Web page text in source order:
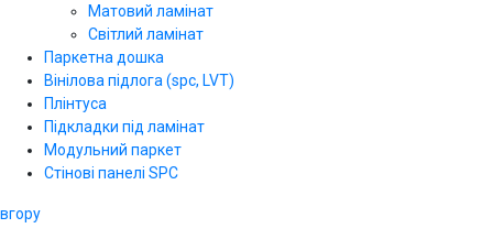
Матовий ламінат
Світлий ламінат
Паркетна дошка
Вінілова підлога (spc, LVT)
Плінтуса
Підкладки під ламінат
Модульний паркет
Стінові панелі SPС
вгору